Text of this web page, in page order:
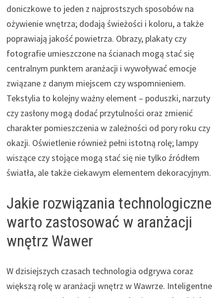
doniczkowe to jeden z najprostszych sposobów na
ożywienie wnętrza; dodają świeżości i koloru, a także
poprawiają jakość powietrza. Obrazy, plakaty czy
fotografie umieszczone na ścianach mogą stać się
centralnym punktem aranżacji i wywoływać emocje
związane z danym miejscem czy wspomnieniem.
Tekstylia to kolejny ważny element – poduszki, narzuty
czy zasłony mogą dodać przytulności oraz zmienić
charakter pomieszczenia w zależności od pory roku czy
okazji. Oświetlenie również pełni istotną rolę; lampy
wiszące czy stojące mogą stać się nie tylko źródłem
światła, ale także ciekawym elementem dekoracyjnym.
Jakie rozwiązania technologiczne
warto zastosować w aranżacji
wnętrz Wawer
W dzisiejszych czasach technologia odgrywa coraz
większą rolę w aranżacji wnętrz w Wawrze. Inteligentne